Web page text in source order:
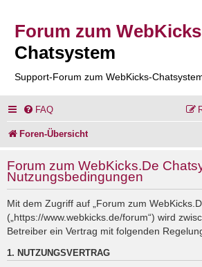
Forum zum
Chatsystem
Support-Forum zum WebKicks-
FAQ
Foren-Übersicht
Forum zum WebKicks.De
Nutzungsbedingungen
Mit dem Zugriff auf „Forum zum
(„https://www.webkicks.de/forum“) wird
Betreiber ein Vertrag mit folgenden
1. NUTZUNGSVERTRAG